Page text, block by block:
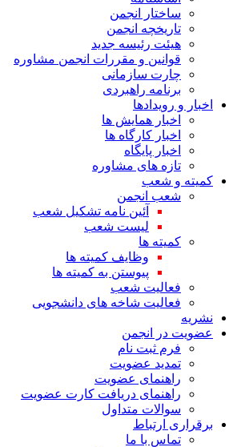
ساختار انجمن
تاریخچه انجمن
هیئت رئیسه جدید
قوانین و مقررات انجمن مشاوره
چارت سازمانی
برنامه راهبردی
اخبار و رویدادها
اخبار همایش ها
اخبار کارگاه ها
اخبار پایگاه
تازه های مشاوره
کمیته و شعب
شعب انجمن
آئین نامه تشکیل شعب
لیست شعب
کمیته ها
وظایف کمیته ها
پیوستن به کمیته ها
فعالیت شعب
فعالیت شاخه های دانشجویی
نشریه
عضویت در انجمن
فرم ثبت نام
تمدید عضویت
راهنمای عضویت
راهنمای دریافت کارت عضویت
سوالات متداول
برقراری ارتباط
تماس با ما